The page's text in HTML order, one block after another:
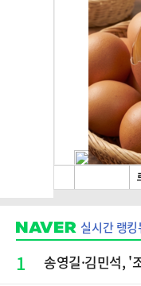
실시간 랭
1 송영길·김민석,